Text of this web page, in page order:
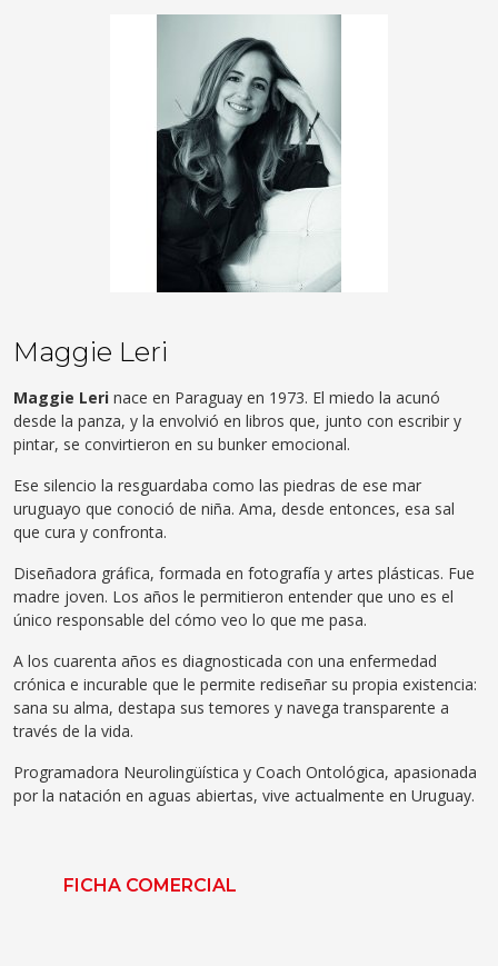
Maggie Leri
Maggie Leri nace en Paraguay en 1973. El miedo la acunó
desde la panza, y la envolvió en libros que, junto con escribir y
pintar, se convirtieron en su bunker emocional.
Ese silencio la resguardaba como las piedras de ese mar
uruguayo que conoció de niña. Ama, desde entonces, esa sal
que cura y confronta.
Diseñadora gráfica, formada en fotografía y artes plásticas. Fue
madre joven. Los años le permitieron entender que uno es el
único responsable del cómo veo lo que me pasa.
A los cuarenta años es diagnosticada con una enfermedad
crónica e incurable que le permite rediseñar su propia existencia:
sana su alma, destapa sus temores y navega transparente a
través de la vida.
Programadora Neurolingüística y Coach Ontológica, apasionada
por la natación en aguas abiertas, vive actualmente en Uruguay.
FICHA COMERCIAL